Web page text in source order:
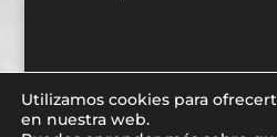
Utilizamos cookies para
en nuestra web.